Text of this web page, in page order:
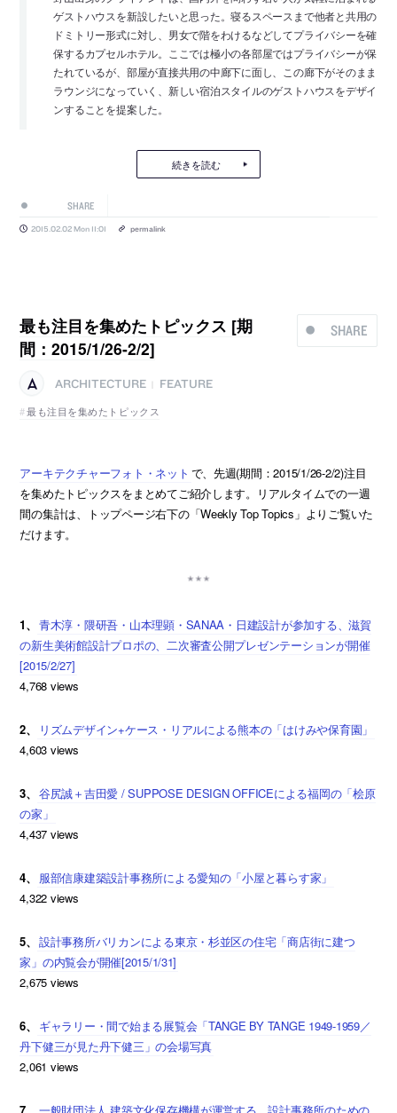
ゲストハウスを新設したいと思った。寝るスペースまで他者と共用の
ドミトリー形式に対し、男女で階をわけるなどしてプライバシーを確
保するカプセルホテル。ここでは極小の各部屋ではプライバシーが保
たれているが、部屋が直接共用の中廊下に面し、この廊下がそのまま
ラウンジになっていく、新しい宿泊スタイルのゲストハウスをデザイ
ンすることを提案した。
続きを読む
SHARE
2015.02.02 Mon 11:01 permalink
SHARE
最も注目を集めたトピックス [期
間：2015/1/26-2/2]
ARCHITECTURE
FEATURE
最も注目を集めたトピックス
アーキテクチャーフォト・ネット で、先週(期間：2015/1/26-2/2)注目
を集めたトピックスをまとめてご紹介します。リアルタイムでの一週
間の集計は、トップページ右下の「Weekly Top Topics」よりご覧いた
だけます。
1、
青木淳・隈研吾・山本理顕・SANAA・日建設計が参加する、滋賀
の新生美術館設計プロポの、二次審査公開プレゼンテーションが開催
[2015/2/27]
4,768 views
2、
リズムデザイン+ケース・リアルによる熊本の「はけみや保育園」
4,603 views
3、
谷尻誠＋吉田愛 / SUPPOSE DESIGN OFFICEによる福岡の「桧原
の家」
4,437 views
4、
服部信康建築設計事務所による愛知の「小屋と暮らす家」
4,322 views
5、
設計事務所バリカンによる東京・杉並区の住宅「商店街に建つ
家」の内覧会が開催[2015/1/31]
2,675 views
6、
ギャラリー・間で始まる展覧会「TANGE BY TANGE 1949-1959／
丹下健三が見た丹下健三」の会場写真
2,061 views
7、 一般財団法人 建築文化保存機構が運営する、設計事務所のための